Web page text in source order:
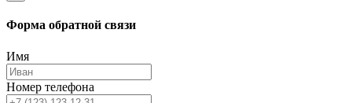
Форма обратной связи
Имя
Номер телефона